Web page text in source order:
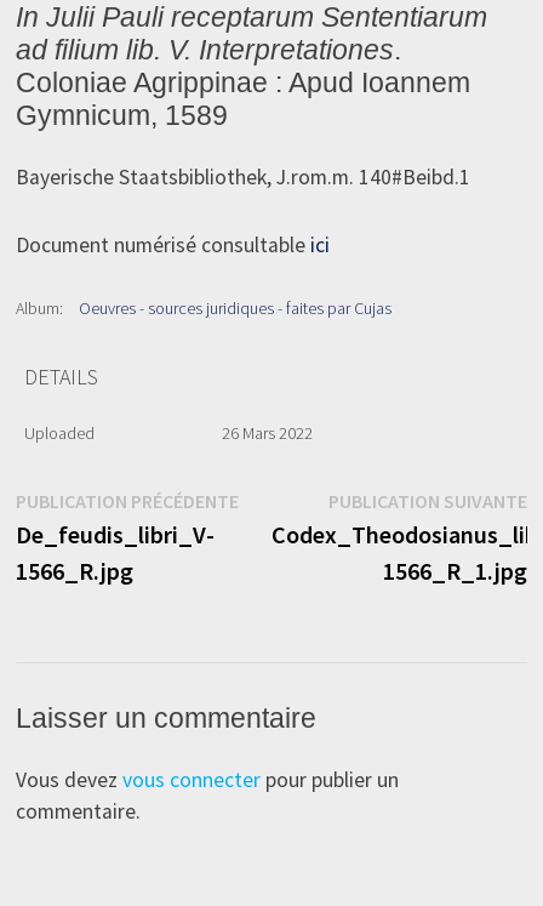
In Julii Pauli receptarum Sententiarum
ad filium lib. V. Interpretationes.
Coloniae Agrippinae : Apud Ioannem
Gymnicum, 1589
Bayerische Staatsbibliothek, J.rom.m. 140#Beibd.1
Document numérisé consultable ici
Album: Oeuvres - sources juridiques - faites par Cujas
DETAILS
Uploaded 26 Mars 2022
Navigation
de
l’article
PUBLICATION PRÉCÉDENTEPublication
précédente :
De_feudis_libri_V-
1566_R.jpg
PUBLICATION SUIVANTE
1566_R_1.jpg
Laisser un commentaire
Vous devez vous connecterpour publier un
commentaire.